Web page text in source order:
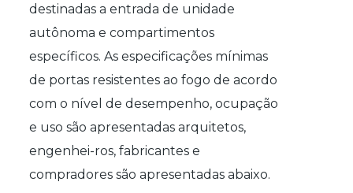
destinadas a entrada de unidade
autônoma e compartimentos
específicos. As especificações mínimas
de portas resistentes ao fogo de acordo
com o nível de desempenho, ocupação
e uso são apresentadas arquitetos,
engenhei-ros, fabricantes e
compradores são apresentadas abaixo.